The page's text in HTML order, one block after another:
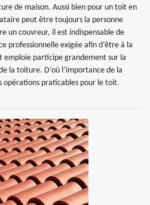
de maison. Aussi bien pour un toit en
peut être toujours la personne
un couvreur, il est indispensable de
professionnelle exigée afin d’être à la
emploie participe grandement sur la
la toiture. D’où l’importance de la
opérations praticables pour le toit.